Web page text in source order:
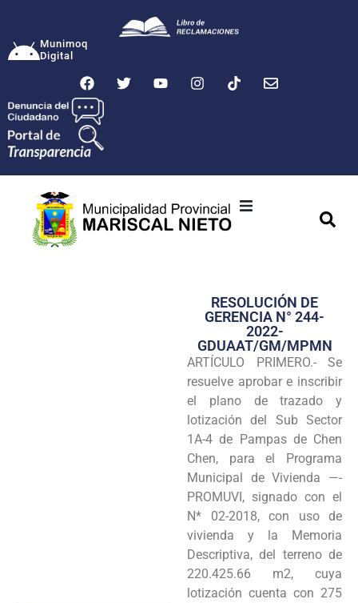
Munimoq
Digital
Transparencia
Seguridad
Programas
Intranet
RESOLUCIÓN DE
GERENCIA N° 244-
2022-
GDUAAT/GM/MPMN
ARTÍCULO PRIMERO.- Se
resuelve aprobar e inscribir
el plano de trazado y
lotización del Sub Sector
1A-4 de Pampas de Chen
Chen, para el Programa
Municipal de Vivienda —-
PROMUVI, signado con el
N* 02-2018, con uso de
vivienda y la Memoria
Descriptiva, del terreno de
220.425.66 m2, cuya
lotización cuenta con 275